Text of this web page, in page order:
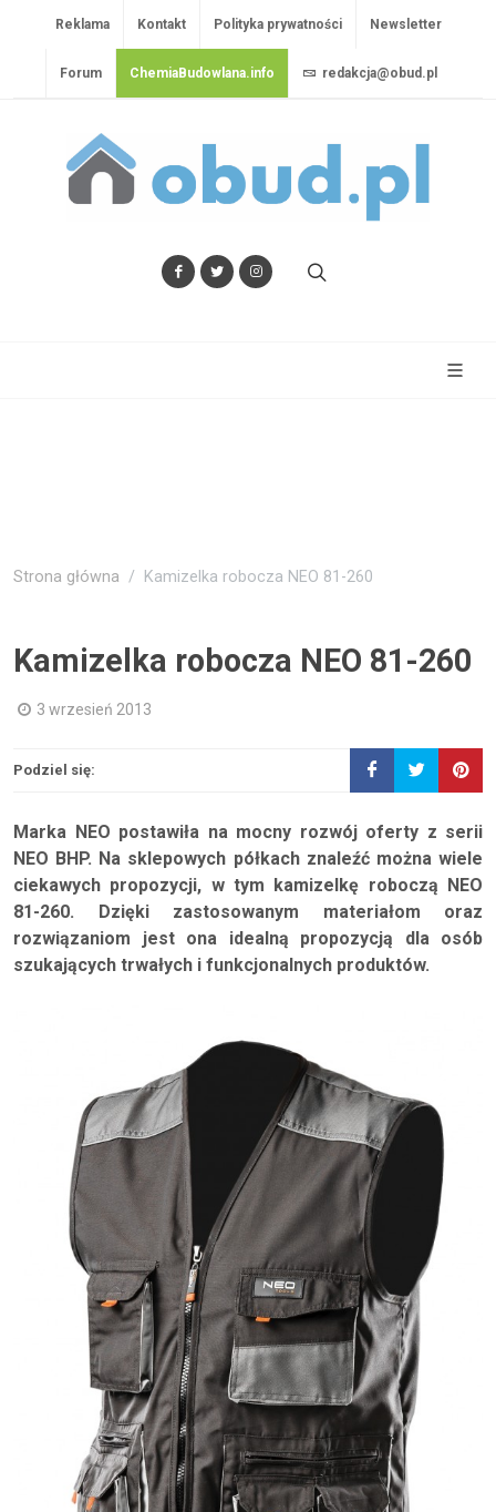
Reklama Kontakt Polityka prywatności Newsletter
Forum ChemiaBudowlana.info redakcja@obud.pl
Strona główna Kamizelka robocza NEO 81-260
Kamizelka robocza NEO 81-260
3 wrzesień 2013
Podziel się:
Marka NEO postawiła na mocny rozwój oferty z serii
NEO BHP. Na sklepowych półkach znaleźć można wiele
ciekawych propozycji, w tym kamizelkę roboczą NEO
81-260. Dzięki zastosowanym materiałom oraz
rozwiązaniom jest ona idealną propozycją dla osób
szukających trwałych i funkcjonalnych produktów.